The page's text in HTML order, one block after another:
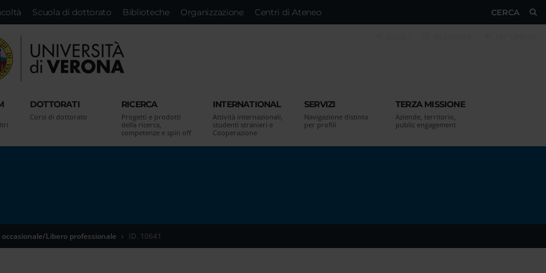
CERCA
Scuola di dottorato Biblioteche Organizzazione Centri di Ateneo
DOTTORATI
Corsi di dottorato
RICERCA
Progetti e prodotti
della ricerca,
competenze e spin off
INTERNATIONAL
Attività internazionali,
studenti stranieri e
Cooperazione
SERVIZI
Navigazione distinta
per profili
TERZA MISSIONE
Aziende, territorio,
public engagement
Libero professionale ID. 10641